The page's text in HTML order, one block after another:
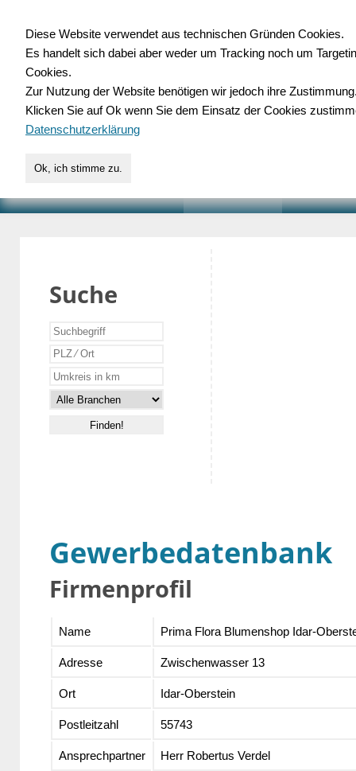
für Handwerk,
Suche
Gewerbedatenbank
Firmenprofil
Name Prima Flora Blumenshop Idar-
Adresse Zwischenwasser 13
Ort Idar-Oberstein
Postleitzahl 55743
Ansprechpartner Herr Robertus Verdel
Diese Website verwendet aus technischen Gründen Cookies.
Es handelt sich dabei aber weder um Tracking noch um
Cookies.
Zur Nutzung der Website benötigen wir jedoch ihre
Klicken Sie auf Ok wenn Sie dem Einsatz der Cookies
Datenschutzerklärung
Ok, ich stimme zu.